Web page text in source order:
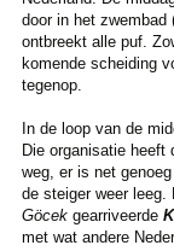
door in het zwembad
ontbreekt alle puf.
komende scheiding
tegenop.
In de loop van de
Die organisatie heeft
weg, er is net
de steiger weer leeg.
Göcekgearriveerde
met wat andere